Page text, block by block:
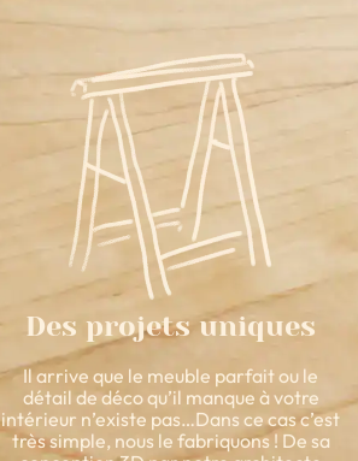
Des projets uniques
Il arrive que le meuble parfait ou le
détail de déco qu’il manque à votre
intérieur n’existe pas…Dans ce cas c’est
très simple, nous le fabriquons ! De sa